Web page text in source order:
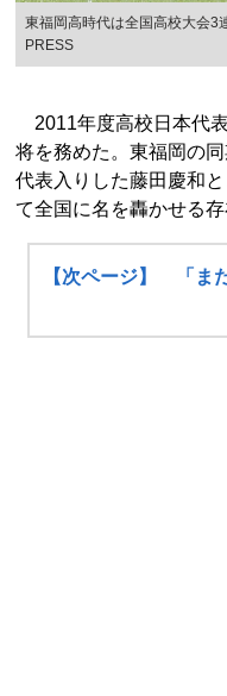
東福岡高時代は全国高校大会
PRESS
2011年度高校日本代
将を務めた。東福岡の
代表入りした藤田慶和
て全国に名を轟かせる存
【次ページ】 「ま